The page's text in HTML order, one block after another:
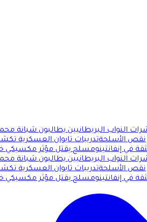
النواب البريطانيين يطالبون شبانة
نقص الأسلحةتدريبات تايوان العسكرية
في إنفانتينومسلح يقتل مؤثر مكسيكي
النواب البريطانيين يطالبون شبانة
نقص الأسلحةتدريبات تايوان العسكرية
في إنفانتينومسلح يقتل مؤثر مكسيكي